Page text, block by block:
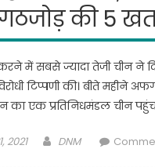
की 5
में सबसे ज्यादा तेजी चीन ने
टिप्पणी की। बीते महीने
का एक प्रतिनिधमंडल चीन
2021 Author
DNM